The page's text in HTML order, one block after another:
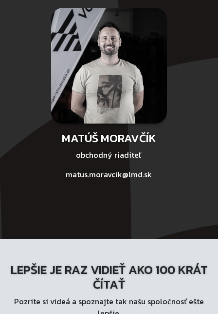
MATÚŠ MORAVČÍK
obchodný riaditeľ
matus.moravcik@lmd.sk
LEPŠIE JE RAZ VIDIEŤ AKO 100 KRÁT
ČÍTAŤ
Pozrite si videá a spoznajte tak našu spoločnosť ešte